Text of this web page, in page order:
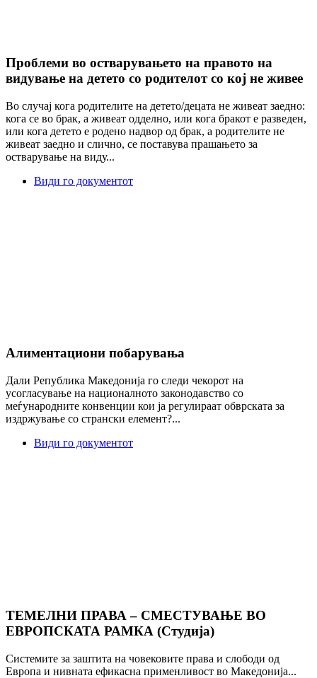
Проблеми во остварувањето на правото на
видување на детето со родителот со кој не живее
Во случај кога родителите на детето/децата не живеат заедно:
кога се во брак, а живеат одделно, или кога бракот е разведен,
или кога детето е родено надвор од брак, а родителите не
живеат заедно и слично, се поставува прашањето за
остварување на виду...
Види го документот
Алиментациони побарувања
Дали Република Македонија го следи чекорот на
усогласување на националното законодавство со
меѓународните конвенции кои ја регулираат обврската за
издржување со странски елемент?...
Види го документот
ТЕМЕЛНИ ПРАВА – СМЕСТУВАЊЕ ВО
ЕВРОПСКАТА РАМКА (Студија)
Системите за заштита на човековите права и слободи од
Европа и нивната ефикасна применливост во Македонија...